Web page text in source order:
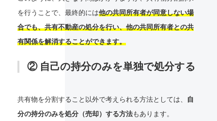
を行うことで、最終的には他の共同所有者が同意しない場
合でも、共有不動産の処分を行い、他の共同所有者との共
有関係を解消することができます。
② 自己の持分のみを単独で処分する
共有物を分割すること以外で考えられる方法としては、
自
分の持分のみを処分（売却）する方法もあります。